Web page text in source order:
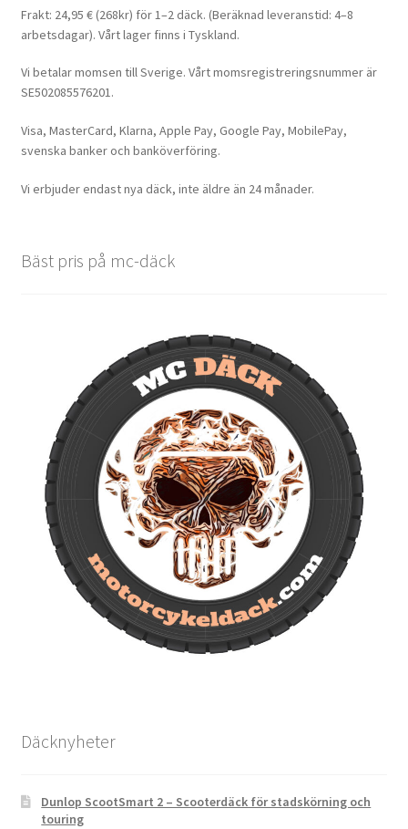
Frakt: 24,95 € (268kr) för 1–2 däck. (Beräknad leveranstid: 4–8
arbetsdagar). Vårt lager finns i Tyskland.
Vi betalar momsen till Sverige. Vårt momsregistreringsnummer är
SE502085576201.
Visa, MasterCard, Klarna, Apple Pay, Google Pay, MobilePay,
svenska banker och banköverföring.
Vi erbjuder endast nya däck, inte äldre än 24 månader.
Bäst pris på mc-däck
Däcknyheter
Dunlop ScootSmart 2 – Scooterdäck för stadskörning och
touring